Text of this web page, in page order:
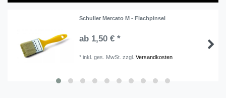
Schuller Mercato M - Flachpinsel
ab 1,50 € *
*inkl. ges. MwSt. zzgl.Versandkosten